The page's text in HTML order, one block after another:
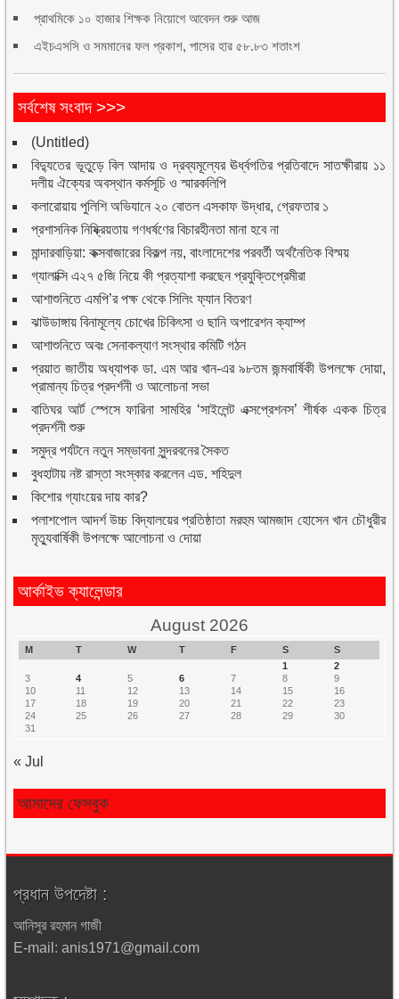
প্রাথমিকে ১০ হাজার শিক্ষক নিয়োগে আবেদন শুরু আজ
এইচএসসি ও সমমানের ফল প্রকাশ, পাসের হার ৫৮.৮৩ শতাংশ
সর্বশেষ সংবাদ >>>
(Untitled)
বিদ্যুতের ভূতুড়ে বিল আদায় ও দ্রব্যমূল্যের ঊর্ধ্বগতির প্রতিবাদে সাতক্ষীরায় ১১
দলীয় ঐক্যের অবস্থান কর্মসূচি ও স্মারকলিপি
কলারোয়ায় পুলিশি অভিযানে ২০ বোতল এসকাফ উদ্ধার, গ্রেফতার ১
প্রশাসনিক নিষ্ক্রিয়তায় গণধর্ষণের বিচারহীনতা মানা হবে না
মান্দারবাড়িয়া: কক্সবাজারের বিকল্প নয়, বাংলাদেশের পরবর্তী অর্থনৈতিক বিস্ময়
গ্যালাক্সি এ২৭ ৫জি নিয়ে কী প্রত্যাশা করছেন প্রযুক্তিপ্রেমীরা
আশাশুনিতে এমপি’র পক্ষ থেকে সিলিং ফ্যান বিতরণ
ঝাউডাঙ্গায় বিনামূল্যে চোখের চিকিৎসা ও ছানি অপারেশন ক্যাম্প
আশাশুনিতে অবঃ সেনাকল্যাণ সংস্থার কমিটি গঠন
প্রয়াত জাতীয় অধ্যাপক ডা. এম আর খান-এর ৯৮তম জন্মবার্ষিকী উপলক্ষে দোয়া,
প্রামান্য চিত্র প্রদর্শনী ও আলোচনা সভা
বাতিঘর আর্ট স্পেসে ফারিনা সামহির ‘সাইলেন্ট এক্সপ্রেশনস’ শীর্ষক একক চিত্র
প্রদর্শনী শুরু
সমুদ্র পর্যটনে নতুন সম্ভাবনা সুন্দরবনের সৈকত
বুধহাটায় নষ্ট রাস্তা সংস্কার করলেন এড. শহিদুল
কিশোর গ্যাংয়ের দায় কার?
পলাশপোল আদর্শ উচ্চ বিদ্যালয়ের প্রতিষ্ঠাতা মরহুম আমজাদ হোসেন খান চৌধুরীর
মৃত্যুবার্ষিকী উপলক্ষে আলোচনা ও দোয়া
আর্কাইভ ক্যালেন্ডার
August 2026
M T W T F S
S
1
2
3
4 5 6 7 8
9
10
11 12 13 14 15
16
17
18 19 20 21 22
23
24
25 26 27 28 29
30
31
« Jul
আমাদের ফেসবুক
প্রধান উপদেষ্টা :
আনিসুর রহমান গাজী
E-mail: anis1971@gmail.com